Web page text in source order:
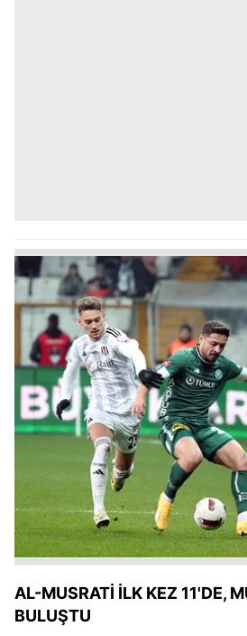
AL-MUSRATİ İLK KEZ 11'DE,
BULUŞTU